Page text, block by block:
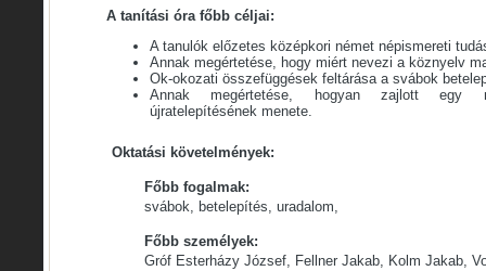
A tanítási óra főbb céljai:
A tanulók előzetes középkori német népismereti
Annak megértetése, hogy miért nevezi a köznyelv
Ok-okozati összefüggések feltárása a svábok
Annak megértetése, hogyan zajlott egy
újratelepítésének menete.
Oktatási követelmények:
Főbb fogalmak:
svábok, betelepítés, uradalom,
Főbb személyek:
Gróf Esterházy József, Fellner Jakab, Kolm Jakab,